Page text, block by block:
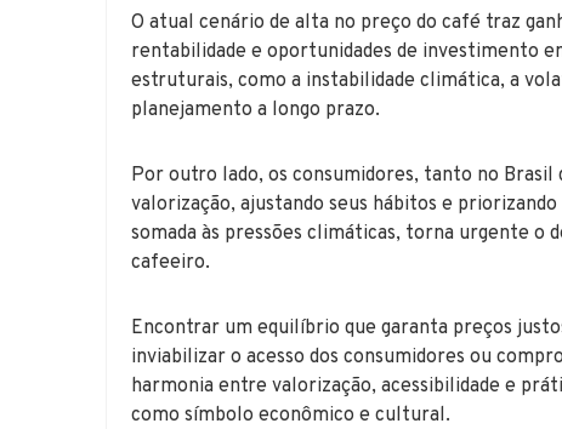
O atual cenário de alta no preço do café traz
rentabilidade e oportunidades de investimento
estruturais, como a instabilidade climática, a
planejamento a longo prazo.
Por outro lado, os consumidores, tanto no
valorização, ajustando seus hábitos e
somada às pressões climáticas, torna urgente o
cafeeiro.
Encontrar um equilíbrio que garanta preços
inviabilizar o acesso dos consumidores ou
harmonia entre valorização, acessibilidade e
como símbolo econômico e cultural.